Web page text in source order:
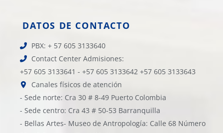
DATOS DE CONTACTO
PBX: + 57 605 3133640
Contact Center Admisiones:
+57 605 3133641 - +57 605 3133642 +57 605 3133643
Canales físicos de atención
- Sede norte: Cra 30 # 8-49 Puerto Colombia
- Sede centro: Cra 43 # 50-53 Barranquilla
- Bellas Artes- Museo de Antropología: Calle 68 Número